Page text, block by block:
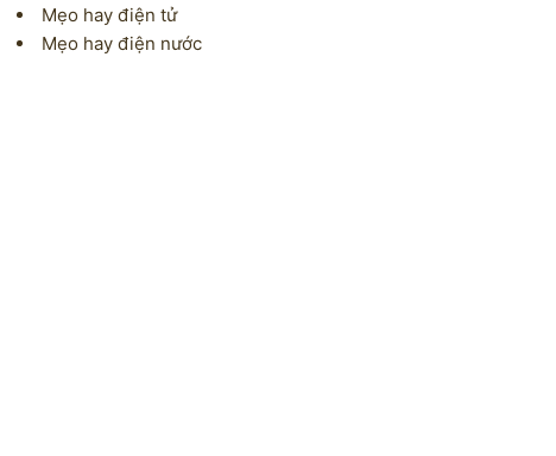
Mẹo hay điện tử
Mẹo hay điện nước